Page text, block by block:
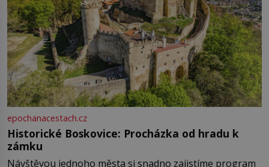
epochanacestach.cz
Historické Boskovice: Procházka od hradu k
zámku
Návštěvou jednoho města si snadno zajistíme program